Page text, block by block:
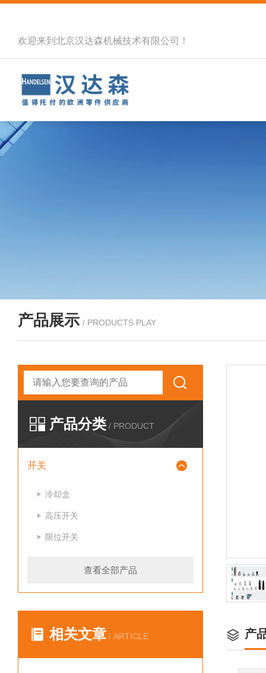
欢迎来到北京汉达森机械技术有限公司！
产品展示 / PRODUCTS PLAY
产品分类 / PRODUCT
开关
冷却盒
高压开关
限位开关
查看全部产品
相关文章 / ARTICLE 产